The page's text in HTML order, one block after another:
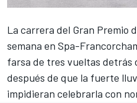
La carrera del Gran Premio
semana en Spa-
farsa de tres vueltas detrás
después de que la fuerte
impidieran celebrarla con